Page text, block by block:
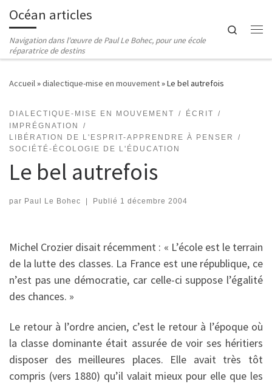
Passer au contenu
Océan articles
Navigation dans l'œuvre de Paul Le Bohec, pour une école
réparatrice de destins
Search
Accueil»dialectique-mise en mouvement»Le bel autrefois
DIALECTIQUE-MISE EN MOUVEMENT
ÉCRIT
IMPRÉGNATION
LIBÉRATION DE L'ESPRIT-APPRENDRE À PENSER
SOCIÉTÉ-ÉCOLOGIE DE L'ÉDUCATION
Le bel autrefois
par Paul Le Bohec | Publié 1 décembre 2004
Michel Crozier disait récemment : « L’école est le terrain
de la lutte des classes. La France est une république, ce
n’est pas une démocratie, car celle-ci suppose l’égalité
des chances. »
Le retour à l’ordre ancien, c’est le retour à l’époque où
la classe dominante était assurée de voir ses héritiers
disposer des meilleures places. Elle avait très tôt
compris (vers 1880) qu’il valait mieux pour elle que les